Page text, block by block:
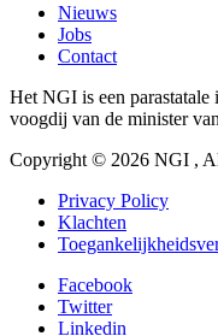
Nieuws
Jobs
Contact
Het NGI is een
voogdij van de minister
Copyright © 2026 NGI ,
Privacy Policy
Klachten
Facebook
Twitter
Linkedin